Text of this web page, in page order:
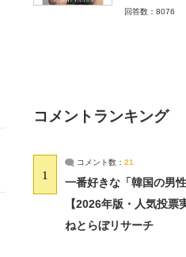
回答数：8076
コメントランキング
1
コメント数： 21
一番好きな「韓国の男
【2026年版・人気投票
ねとらぼリサーチ